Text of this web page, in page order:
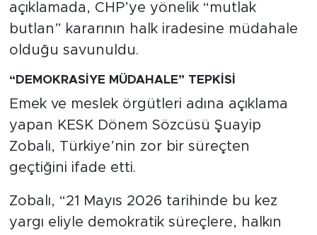
açıklamada, CHP’ye yönelik “mutlak
butlan” kararının halk iradesine müdahale
olduğu savunuldu.
“DEMOKRASİYE MÜDAHALE” TEPKİSİ
Emek ve meslek örgütleri adına açıklama
yapan KESK Dönem Sözcüsü Şuayip
Zobalı, Türkiye’nin zor bir süreçten
geçtiğini ifade etti.
Zobalı, “21 Mayıs 2026 tarihinde bu kez
yargı eliyle demokratik süreçlere, halkın